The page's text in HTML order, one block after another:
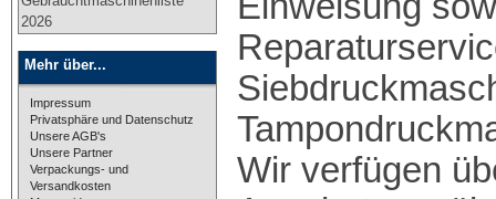
2026
Mehr über...
Impressum
Privatsphäre und Datenschutz
Unsere AGB's
Unsere Partner
Verpackungs- und
Versandkosten
Wir verfügen